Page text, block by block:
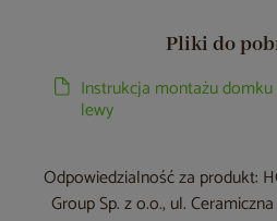
Pliki do
Instrukcja montażu domku
lewy
Odpowiedzialność za produkt:
Group Sp. z o.o., ul.